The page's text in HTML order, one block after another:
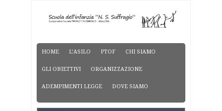
HOME L’ASILO PTOF CHI SIAMO
GLI OBIETTIVI ORGANIZZAZIONE
ADEMPIMENTI LEGGE DOVE SIAMO